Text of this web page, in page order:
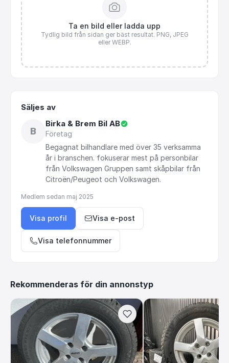
Ta en bild eller ladda upp
Tydlig bild från sidan ger bäst resultat. PNG, JPEG
eller WEBP.
Säljes av
B
Birka & Brem Bil AB
Företag
Begagnat bilhandlare med över 35 verksamma
år i branschen. fokuserar mest på personbilar
från Volkswagen Gruppen samt skåpbilar från
Citroën​/​Peugeot och Volkswagen.
Medlem sedan maj 2025
Visa profil Visa e-post
Visa telefonnummer
Rekommenderas för din annonstyp